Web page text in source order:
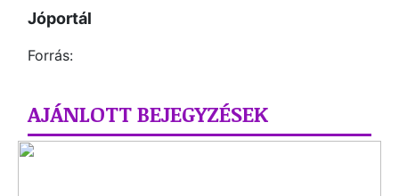
Jóportál
Forrás:
AJÁNLOTT BEJEGYZÉSEK